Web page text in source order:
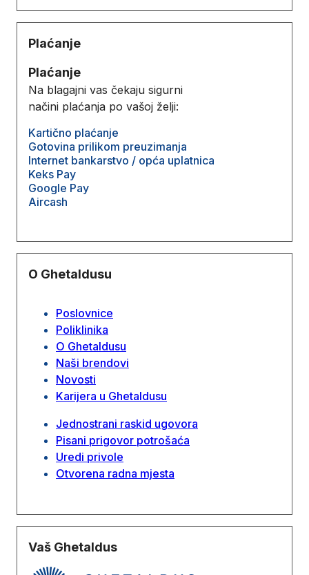
Plaćanje
Plaćanje
Na blagajni vas čekaju sigurni
načini plaćanja po vašoj želji:
Kartično plaćanje
Gotovina prilikom preuzimanja
Internet bankarstvo / opća uplatnica
Keks Pay
Google Pay
Aircash
O Ghetaldusu
Poslovnice
Poliklinika
O Ghetaldusu
Naši brendovi
Novosti
Karijera u Ghetaldusu
Jednostrani raskid ugovora
Pisani prigovor potrošaća
Uredi privole
Otvorena radna mjesta
Vaš Ghetaldus